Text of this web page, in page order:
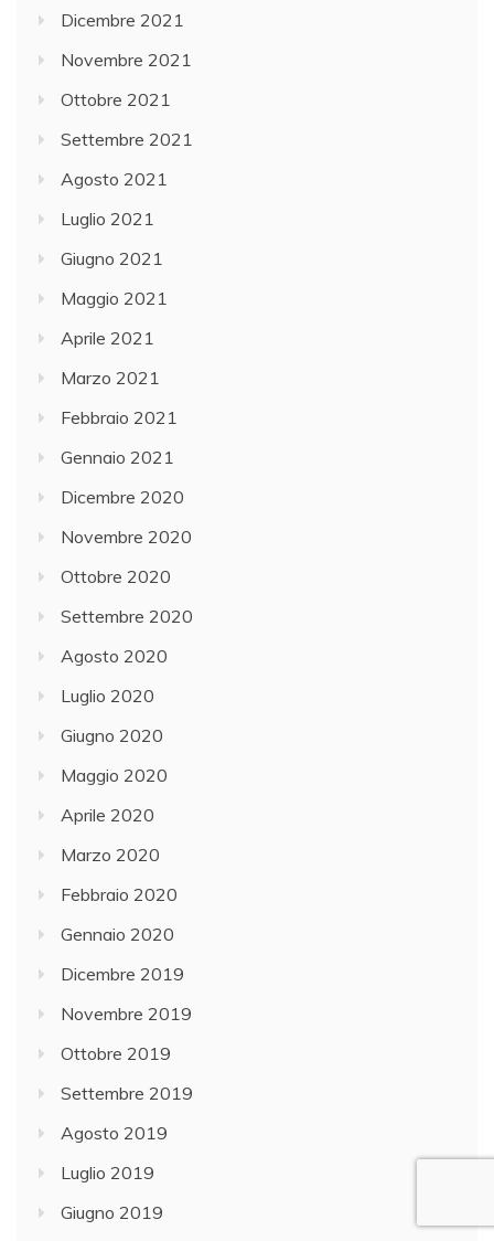
Dicembre 2021
Novembre 2021
Ottobre 2021
Settembre 2021
Agosto 2021
Luglio 2021
Giugno 2021
Maggio 2021
Aprile 2021
Marzo 2021
Febbraio 2021
Gennaio 2021
Dicembre 2020
Novembre 2020
Ottobre 2020
Settembre 2020
Agosto 2020
Luglio 2020
Giugno 2020
Maggio 2020
Aprile 2020
Marzo 2020
Febbraio 2020
Gennaio 2020
Dicembre 2019
Novembre 2019
Ottobre 2019
Settembre 2019
Agosto 2019
Luglio 2019
Giugno 2019